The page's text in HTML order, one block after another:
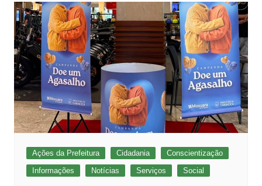
Ações da Prefeitura Cidadania
Conscientização
Informações
Notícias Serviços Social